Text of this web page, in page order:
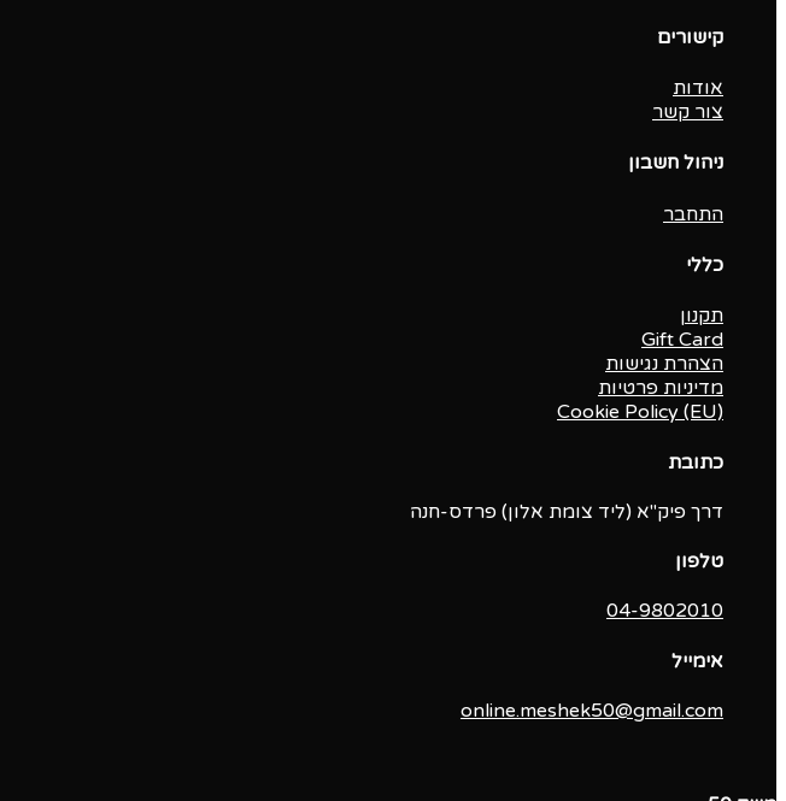
קישורים
אודות
צור קשר
ניהול חשבון
התחבר
כללי
תקנון
Gift Card
הצהרת נגישות
מדיניות פרטיות
Cookie Policy (EU)
כתובת
דרך פיק"א (ליד צומת אלון) פרדס-חנה
טלפון
04-9802010‬
אימייל
online.meshek50@gmail.com